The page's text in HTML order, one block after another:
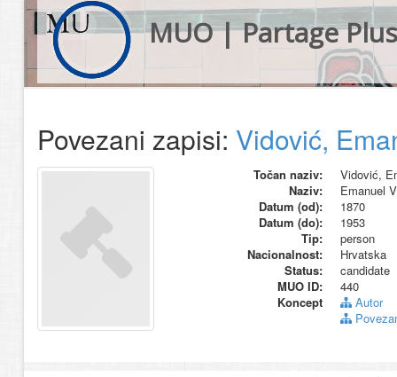
MUO | Partage Plus
Povezani zapisi: Vidović,
Točan naziv:
Vidović,
Naziv:
Emanuel
Datum (od):
1870
Datum (do):
1953
Tip:
person
Nacionalnost:
Hrvatska
Status:
candidate
MUO ID:
440
Koncept
Autor